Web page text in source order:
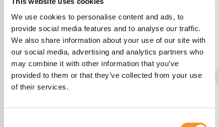
We use cookies to personalise content and ads, to
provide social media features and to analyse our traffic.
We also share information about your use of our site with
our social media, advertising and analytics partners who
may combine it with other information that you’ve
provided to them or that they’ve collected from your use
of their services.
€875,00
BESTEL NU!